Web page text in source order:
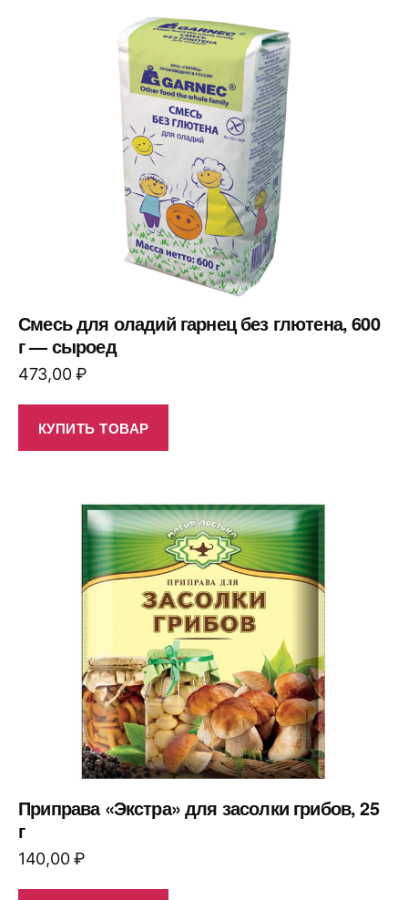
Смесь для оладий гарнец без глютена, 600
г — сыроед
473,00₽
КУПИТЬ ТОВАР
Приправа «Экстра» для засолки грибов, 25
г
140,00₽